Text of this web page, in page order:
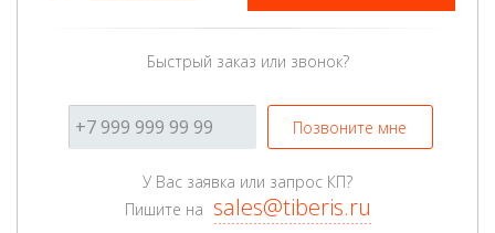
Быстрый заказ или звонок?
Позвоните мне
У Вас заявка или запрос КП?
Пишите на sales@tiberis.ru